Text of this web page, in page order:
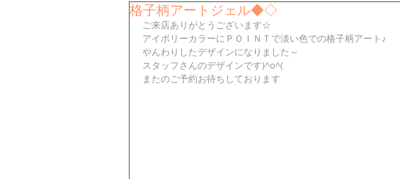
格子柄アートジェル◆◇
ご来店ありがとうございます☆
アイボリーカラーにＰＯＩＮＴで淡い色での格子柄アート♪
やんわりしたデザインになりました～
スタッフさんのデザインです)^o^(
またのご予約お待ちしております